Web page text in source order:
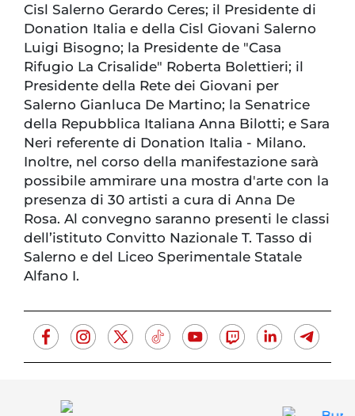
Cisl Salerno Gerardo Ceres; il Presidente di
Donation Italia e della Cisl Giovani Salerno
Luigi Bisogno; la Presidente de "Casa
Rifugio La Crisalide" Roberta Bolettieri; il
Presidente della Rete dei Giovani per
Salerno Gianluca De Martino; la Senatrice
della Repubblica Italiana Anna Bilotti; e Sara
Neri referente di Donation Italia - Milano.
Inoltre, nel corso della manifestazione sarà
possibile ammirare una mostra d'arte con la
presenza di 30 artisti a cura di Anna De
Rosa. Al convegno saranno presenti le classi
dell’istituto Convitto Nazionale T. Tasso di
Salerno e del Liceo Sperimentale Statale
Alfano I.